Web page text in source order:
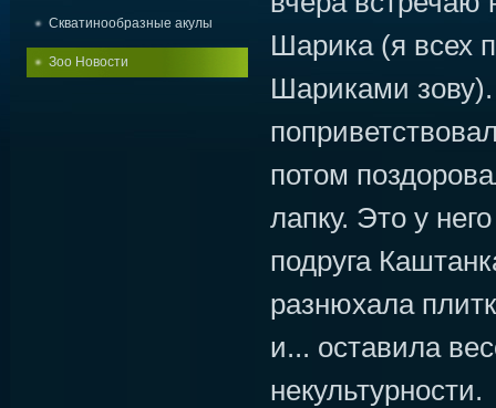
Скватинообразные акулы
Зоо Новости
Шарика (я всех
Шариками
потом
лапку. Это у
подруга
разнюхала
и... оставила
некультурности.